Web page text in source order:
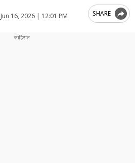
Jun 16, 2026 | 12:01 PM SHARE